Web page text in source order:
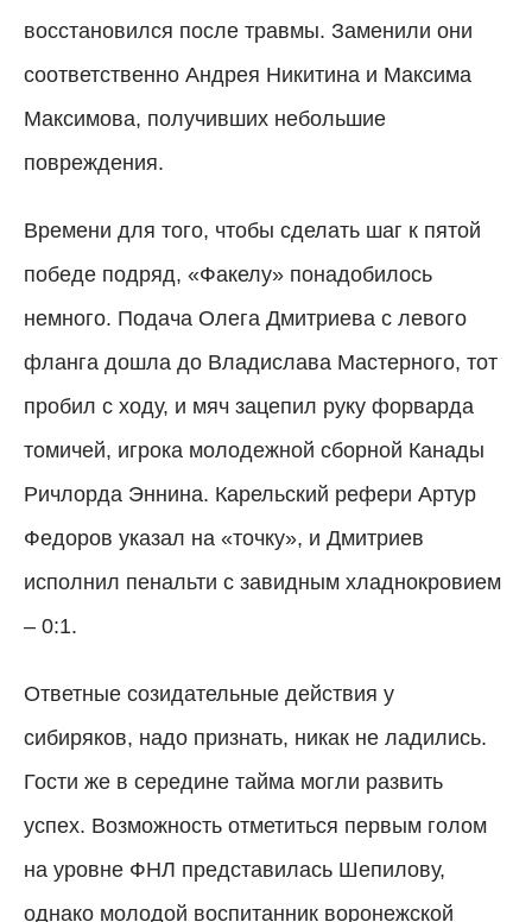
восстановился после травмы. Заменили они
соответственно Андрея Никитина и Максима
Максимова, получивших небольшие
повреждения.
Времени для того, чтобы сделать шаг к пятой
победе подряд, «Факелу» понадобилось
немного. Подача Олега Дмитриева с левого
фланга дошла до Владислава Мастерного, тот
пробил с ходу, и мяч зацепил руку форварда
томичей, игрока молодежной сборной Канады
Ричлорда Эннина. Карельский рефери Артур
Федоров указал на «точку», и Дмитриев
исполнил пенальти с завидным хладнокровием
– 0:1.
Ответные созидательные действия у
сибиряков, надо признать, никак не ладились.
Гости же в середине тайма могли развить
успех. Возможность отметиться первым голом
на уровне ФНЛ представилась Шепилову,
однако молодой воспитанник воронежской